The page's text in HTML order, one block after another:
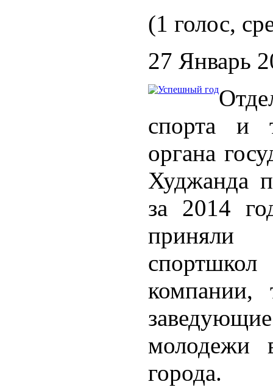
(1 голос,
27 Январь
спорта и
органа
Худжанда
за 2014
приняли
молодежи
города.